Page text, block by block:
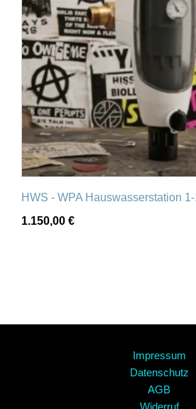
HWS - WPA Hauswasserstation
1.150,00 €
Impressum
Datenschutz
AGB
Widerruf